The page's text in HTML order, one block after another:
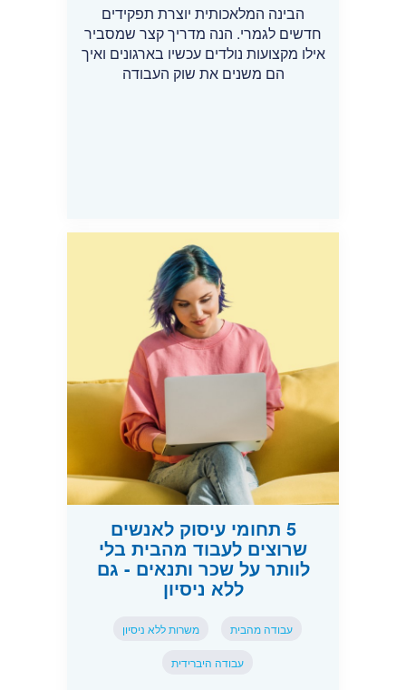
הבינה המלאכותית יוצרת תפקידים
חדשים לגמרי. הנה מדריך קצר שמסביר
אילו מקצועות נולדים עכשיו בארגונים ואיך
הם משנים את שוק העבודה
5 תחומי עיסוק לאנשים
שרוצים לעבוד מהבית בלי
לוותר על שכר ותנאים - גם
ללא ניסיון
עבודה מהבית משרות ללא ניסיון
עבודה היברידית